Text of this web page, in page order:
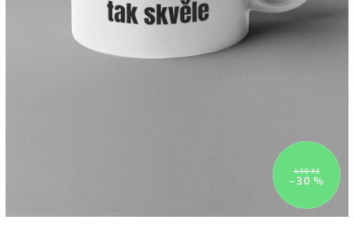
430 Kč
–30 %